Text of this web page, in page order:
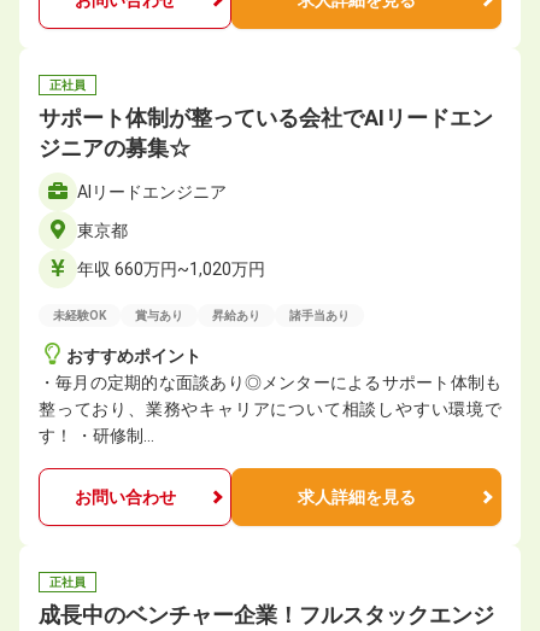
正社員
サポート体制が整っている会社でAIリードエン
ジニアの募集☆
AIリードエンジニア
東京都
年収 660万円~1,020万円
未経験OK 賞与あり 昇給あり 諸手当あり
おすすめポイント
・毎月の定期的な面談あり◎メンターによるサポート体制も
整っており、業務やキャリアについて相談しやすい環境で
す！ ・研修制…
お問い合わせ 求人詳細を見る
正社員
成長中のベンチャー企業！フルスタックエンジ